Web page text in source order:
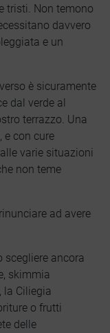
tristi. Non temono
davvero
e un
è sicuramente
dal verde al
terrazzo. Una
e con cure
varie situazioni
non teme
ad avere
scegliere ancora
skimmia
la Ciliegia
o frutti
delle